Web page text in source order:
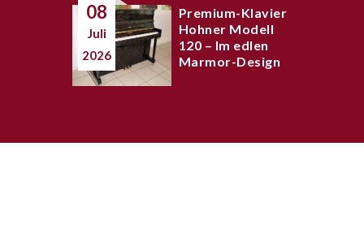
08
Juli
2026
Premium-Klavier
Hohner Modell
120 – Im edlen
Marmor-Design